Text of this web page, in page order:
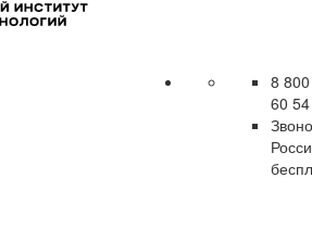
8
60 54